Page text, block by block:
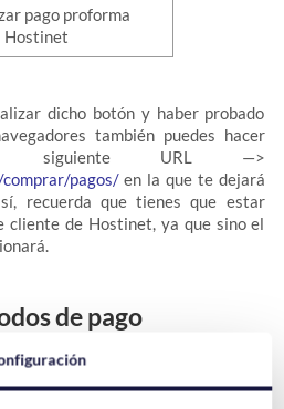
dicho botón y haber probado
también puedes hacer
siguiente URL —>
pagos/en la que te dejará
recuerda que tienes que estar
cliente de Hostinet, ya que sino el
de pago
de"Pendiente de pago"podrás